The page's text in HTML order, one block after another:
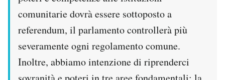
comunitarie dovrà essere sottoposto a
referendum, il parlamento controllerà più
severamente ogni regolamento comune.
Inoltre, abbiamo intenzione di riprenderci